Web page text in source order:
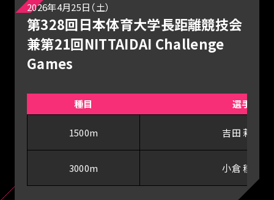
2026年4月25日（土）
第328回日本体育大学長距離競技会
兼第21回NITTAIDAI Challenge
Games
種目 選手
1500m 吉田 莉帆
3000m 小倉 稜央